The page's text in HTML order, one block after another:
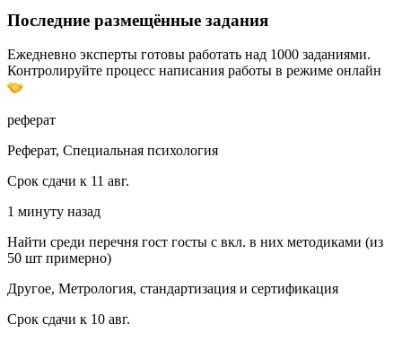
Последние размещённые задания
Ежедневно эксперты готовы работать над 1000 заданиями.
Контролируйте процесс написания работы в режиме онлайн
реферат
Реферат, Специальная психология
Срок сдачи к 11 авг.
1 минуту назад
Найти среди перечня гост госты с вкл. в них методиками (из
50 шт примерно)
Другое, Метрология, стандартизация и сертификация
Срок сдачи к 10 авг.